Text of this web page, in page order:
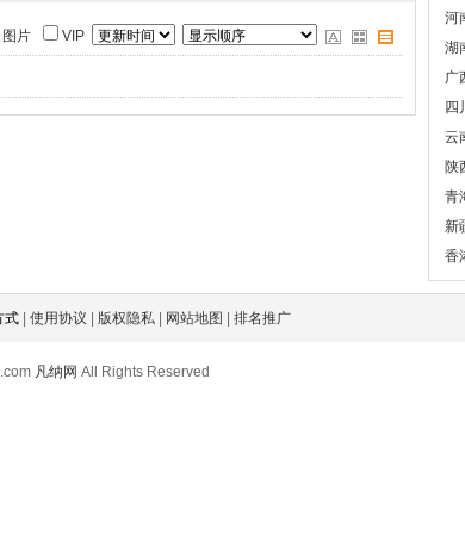
图片 VIP
河
湖
广
四
云
陕
青
新
香
式 使用协议 版权隐私 网站地图 排名推广
凡纳网 All Rights Reserved